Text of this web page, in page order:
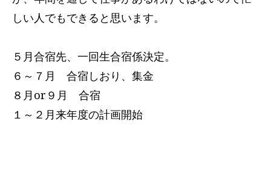
しい人でもできると思います。
５月合宿先、一回生合宿係決定。
６～７月 合宿しおり、集金
８月or９月 合宿
１～２月来年度の計画開始